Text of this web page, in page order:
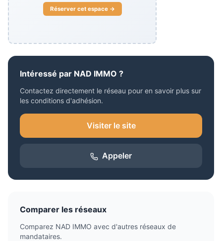
Réserver cet espace →
Intéressé par NAD IMMO ?
Contactez directement le réseau pour en savoir plus sur
les conditions d'adhésion.
Visiter le site
Appeler
Comparer les réseaux
Comparez NAD IMMO avec d'autres réseaux de
mandataires.